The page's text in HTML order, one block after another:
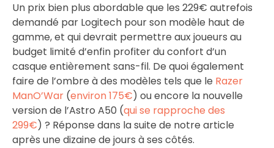
Un prix bien plus abordable que les 229€ autrefois
demandé par Logitech pour son modèle haut de
gamme, et qui devrait permettre aux joueurs au
budget limité d’enfin profiter du confort d’un
casque entièrement sans-fil. De quoi également
faire de l’ombre à des modèles tels que le Razer
ManO’War (environ 175€) ou encore la nouvelle
version de l’Astro A50 (qui se rapproche des
299€) ? Réponse dans la suite de notre article
après une dizaine de jours à ses côtés.